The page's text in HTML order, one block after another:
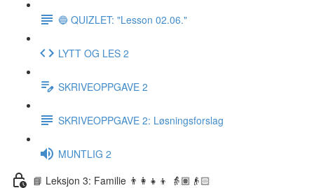
🔵 QUIZLET: "Lesson 02.06."
LYTT OG LES 2
SKRIVEOPPGAVE 2
SKRIVEOPPGAVE 2: Løsningsforslag
MUNTLIG 2
📘 Leksjon 3: Familie 👨‍👩‍👧‍👦 👵🏽👴🏻